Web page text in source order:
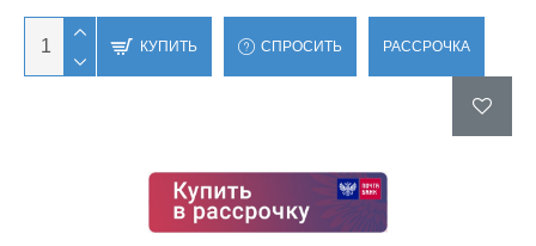
КУПИТЬ СПРОСИТЬ РАССРОЧКА